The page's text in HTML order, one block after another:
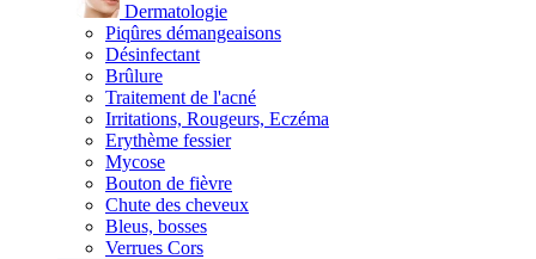
Dermatologie
Piqûres démangeaisons
Désinfectant
Brûlure
Traitement de l'acné
Irritations, Rougeurs, Eczéma
Erythème fessier
Mycose
Bouton de fièvre
Chute des cheveux
Bleus, bosses
Verrues Cors